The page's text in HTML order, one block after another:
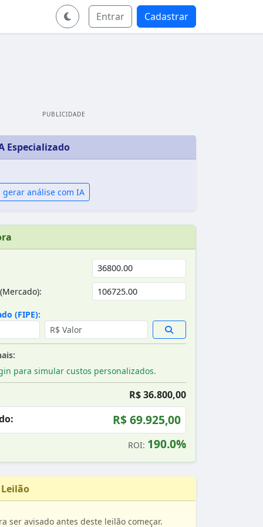
Entrar Cadastrar
PUBLICIDADE
Especializado
análise com IA
(FIPE):
para simular custos personalizados.
R$ 36.800,00
R$ 69.925,00
ROI: 190.0%
ser avisado antes deste leilão começar.